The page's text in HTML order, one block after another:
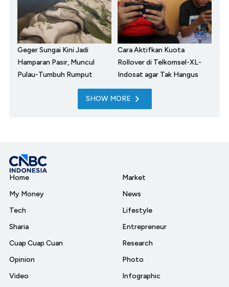
Geger Sungai Kini Jadi
Hamparan Pasir, Muncul
Pulau-Tumbuh Rumput
Cara Aktifkan Kuota
Rollover di Telkomsel-XL-
Indosat agar Tak Hangus
SHOW MORE
Home
My Money
Tech
Sharia
Cuap Cuap Cuan
Opinion
Video
Market
News
Lifestyle
Entrepreneur
Research
Photo
Infographic